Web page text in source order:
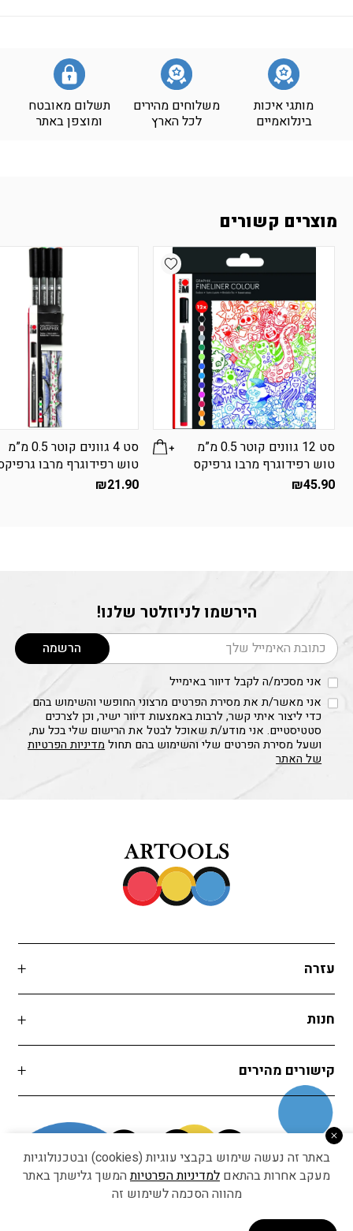
מותגי איכות
בינלואמיים
משלוחים מהירים
לכל הארץ
תשלום מאובטח
ומוצפן באתר
מוצרים קשורים
Add wishlist
סט 12 גוונים קוטר 0.5 מ”מ
טוש רפידוגרף מרבו גרפיקס
₪45.90
סט 4 גוונים קוטר 0.5 מ”מ
טוש רפידוגרף מרבו
₪21.90
הירשמו לניוזלטר שלנו!
דוא׳׳ל הרשמה
אני מסכימ/ה לקבל דיוור באימייל
אני מאשר/ת את מסירת הפרטים מרצוני החופשי והשימוש בהם
כדי ליצור איתי קשר, לרבות באמצעות דיוור ישיר, וכן לצרכים
סטטיסטיים. אני מודע/ת שאוכל לבטל את הרישום שלי בכל עת,
ושעל מסירת הפרטים שלי והשימוש בהם תחולמדיניות הפרטיות
של האתר
עזרה
חנות
קישורים מהירים
באתר זה נעשה שימוש בקבצי עוגיות (cookies) ובטכנולוגיות
מעקב אחרות בהתאם למדיניות הפרטיותהמשך גלישתך באתר
מהווה הסכמה לשימוש זה